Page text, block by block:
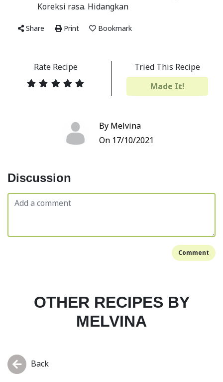
Koreksi rasa. Hidangkan
Share Print Bookmark
Rate Recipe
Tried This Recipe
Made It!
By Melvina
On 17/10/2021
Discussion
Comment
OTHER RECIPES BY
MELVINA
Back